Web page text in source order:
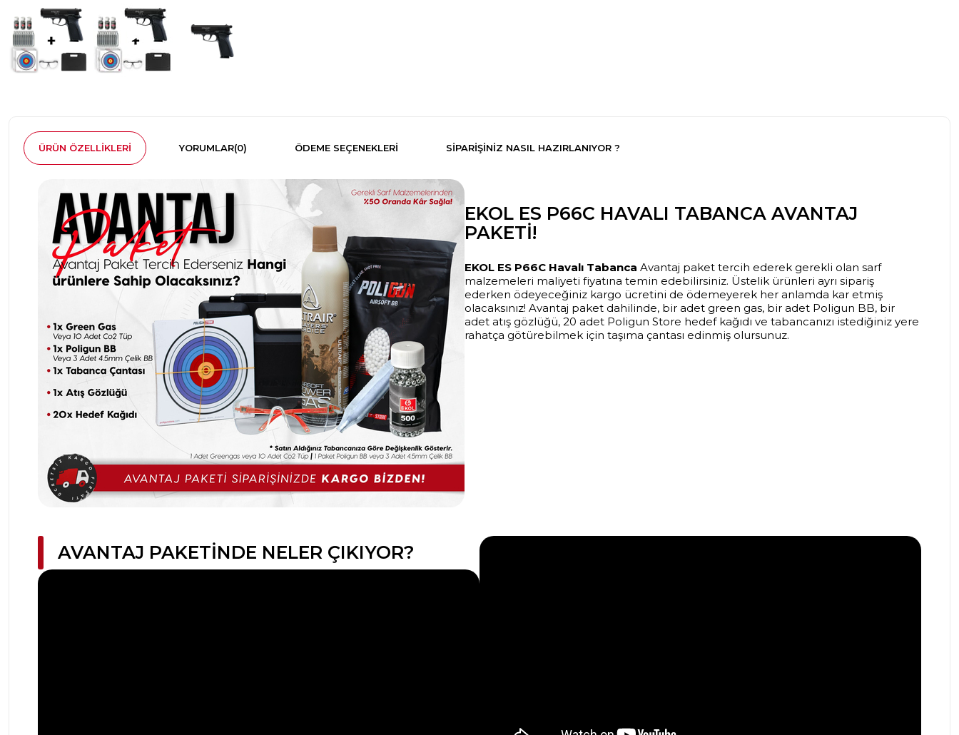
ÜRÜN ÖZELLIKLERI YORUMLAR(0) ÖDEME SEÇENEKLERI SIPARIŞINIZ NASIL HAZIRLANIYOR ?
EKOL ES P66C HAVALI TABANCA AVANTAJ
PAKETI!
EKOL ES P66C Havalı Tabanca Avantaj paket tercih ederek gerekli olan sarf
malzemeleri maliyeti fiyatına temin edebilirsiniz. Üstelik ürünleri ayrı sipariş
ederken ödeyeceğiniz kargo ücretini de ödemeyerek her anlamda kar etmiş
olacaksınız! Avantaj paket dahilinde, bir adet green gas, bir adet Poligun BB, bir
adet atış gözlüğü, 20 adet Poligun Store hedef kağıdı ve tabancanızı istediğiniz yere
rahatça götürebilmek için taşıma çantası edinmiş olursunuz.
AVANTAJ PAKETINDE NELER ÇIKIYOR?